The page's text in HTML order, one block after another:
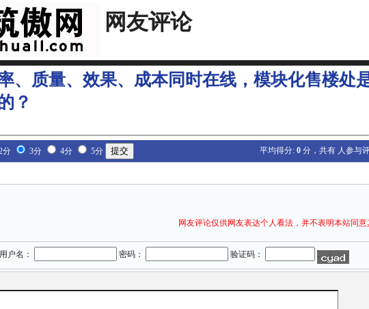
网友评论
、质量、效果、成本同时在线，模块化售楼处
？
分 3分 4分 5分 平均得分: 0分，共有 人参与
网友评论仅供网友表达个人看法，并不表明本站同
用户名： 密码： 验证码：